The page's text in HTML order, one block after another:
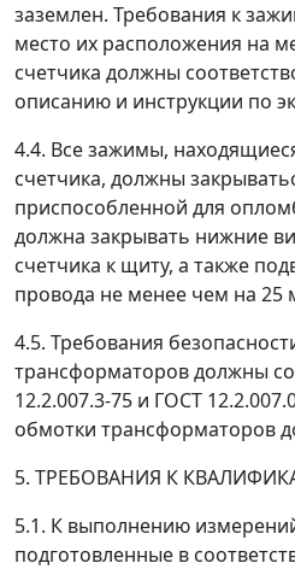
заземлен. Требования к
место их расположения на
счетчика должны
описанию и инструкции по
4.4. Все зажимы,
счетчика, должны
приспособленной для
должна закрывать нижние
счетчика к щиту, а также
провода не менее чем на 25
4.5. Требования
трансформаторов должны
12.2.007.3-75 и ГОСТ
обмотки трансформаторов
5. ТРЕБОВАНИЯ К
5.1. К выполнению
подготовленные в